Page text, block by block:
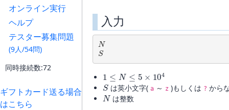
オンライン実行
ヘルプ
テスター募集問題
(9人/54問)
同時接続数:72
ギフトカード送る場合
はこちら
入力
N
S
≤5 10
S
は英小文字( a～ z )もしくは ? から
N
は整数